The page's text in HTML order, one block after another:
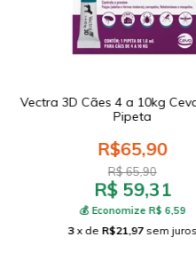
Vectra 3D Cães 4 a 10kg
Pipeta
R$65,90
R$ 65,90
R$ 59,31
💰 Economize R$ 6,59
3 x de R$21,97 sem juros